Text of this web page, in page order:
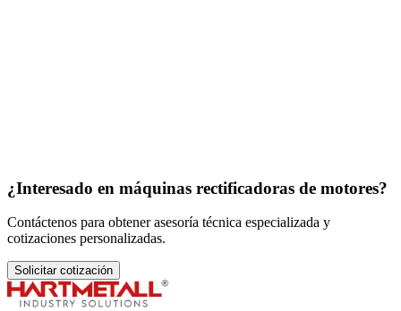
¿Interesado en máquinas rectificadoras de motores?
Contáctenos para obtener asesoría técnica especializada y
cotizaciones personalizadas.
Solicitar cotización